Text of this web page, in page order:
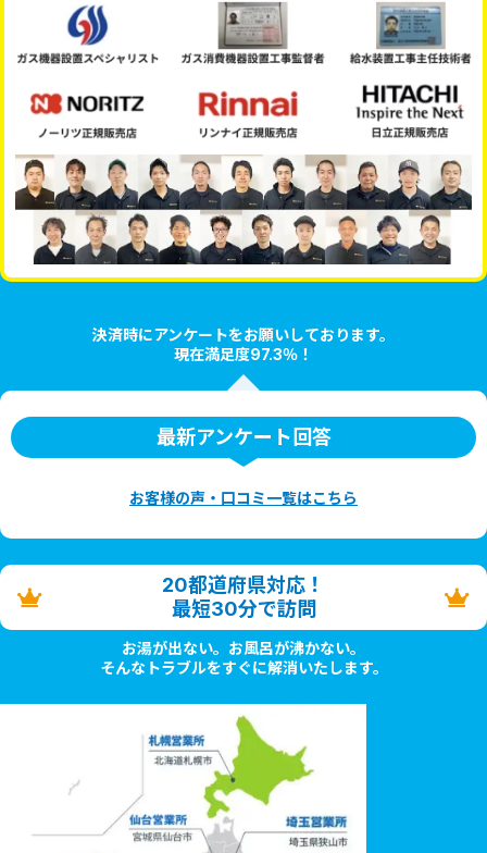
決済時にアンケートをお願いしております。
現在満足度97.3％！
最新アンケート回答
お客様の声・口コミ一覧はこちら
20都道府県対応！
最短30分で訪問
お湯が出ない。お風呂が沸かない。
そんなトラブルをすぐに解消いたします。